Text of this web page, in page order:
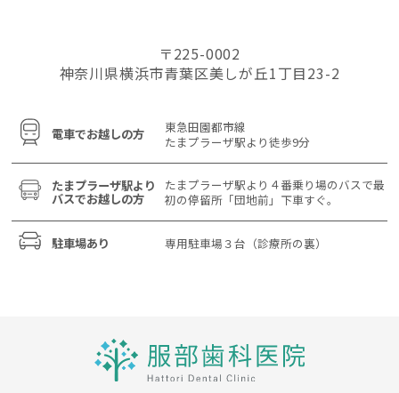
〒225-0002
神奈川県横浜市青葉区美しが丘1丁目23-2
電車でお越しの方
東急田園都市線
たまプラーザ駅より徒歩9分
たまプラーザ駅より
バスでお越しの方
たまプラーザ駅より ４番乗り場のバスで最
初の停留所 「団地前」下車すぐ。
駐車場あり 専用駐車場３台 （診療所の裏）